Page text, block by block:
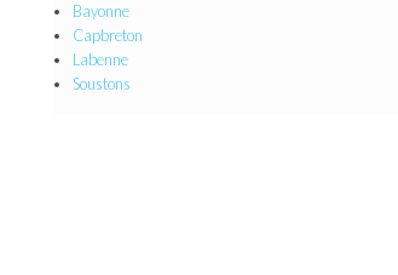
Bayonne
Capbreton
Labenne
Soustons